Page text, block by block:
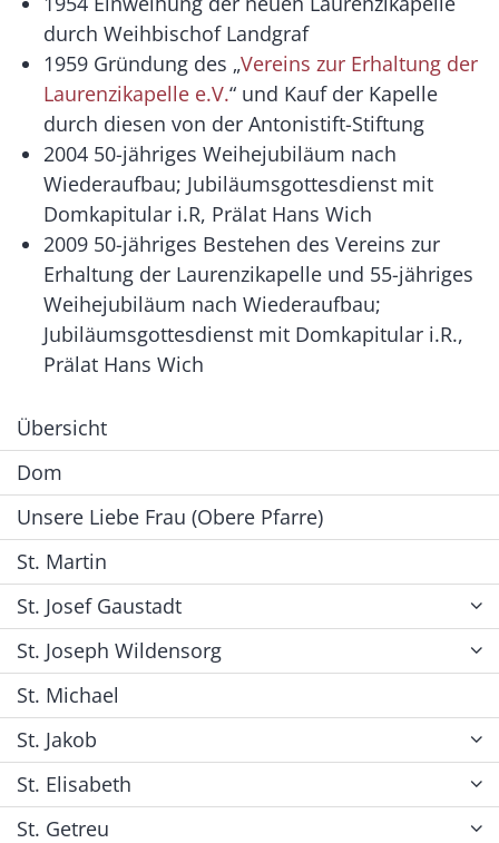
durch Weihbischof Landgraf
1959 Gründung des „Vereins zur Erhaltung der
Laurenzikapelle e.V.“ und Kauf der Kapelle
durch diesen von der Antonistift-Stiftung
2004 50-jähriges Weihejubiläum nach
Wiederaufbau; Jubiläumsgottesdienst mit
Domkapitular i.R, Prälat Hans Wich
2009 50-jähriges Bestehen des Vereins zur
Erhaltung der Laurenzikapelle und 55-jähriges
Weihejubiläum nach Wiederaufbau;
Jubiläumsgottesdienst mit Domkapitular i.R.,
Prälat Hans Wich
Übersicht
Dom
Unsere Liebe Frau (Obere Pfarre)
St. Martin
St. Josef Gaustadt
St. Joseph Wildensorg
St. Michael
St. Jakob
St. Elisabeth
St. Getreu